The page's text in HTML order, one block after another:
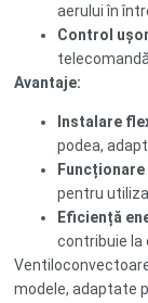
aerului în
Control
Avantaje:
Instalare
podea,
pentru
Eficiență
contribuie la
modele, adaptate